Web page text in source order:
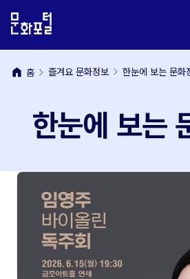
문
내
용
메
뉴
바
home 홈 즐겨요 문화정보 한눈에 보는 문화
한눈에 보는